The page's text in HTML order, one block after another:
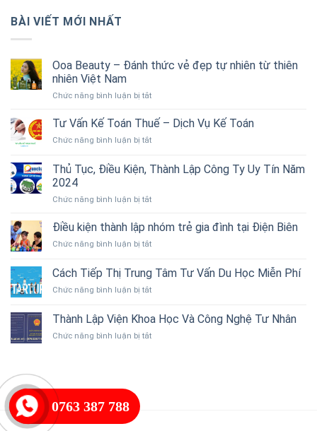
BÀI VIẾT MỚI NHẤT
Ooa Beauty – Đánh thức vẻ đẹp tự nhiên từ thiên
nhiên Việt Nam
Chức năng bình luận bị tắtở
Beauty
Đánh
vẻ
nhiên
thiên
Tư Vấn Kế Toán Thuế – Dịch Vụ Kế Toán
Chức năng bình luận bị tắtở
Vấn
Kế
Thuế
Dịch
Kế
Thủ Tục, Điều Kiện, Thành Lập Công Ty Uy Tín Năm
2024
Chức năng bình luận bị tắtở
Tục,
Kiện,
Lập
Ty
Tín
Điều kiện thành lập nhóm trẻ gia đình tại Điện Biên
Chức năng bình luận bị tắtở
kiện
thành
lập
trẻ
đình
Cách Tiếp Thị Trung Tâm Tư Vấn Du Học Miễn Phí
Chức năng bình luận bị tắtở
Tiếp
Thị
Trung
Thành Lập Viện Khoa Học Và Công Nghệ Tư Nhân
Chức năng bình luận bị tắtở
0763 387 788